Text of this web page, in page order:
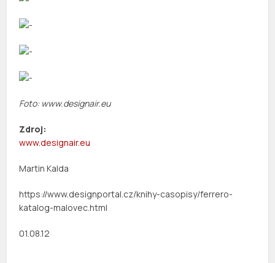
Foto: www.designair.eu
Zdroj:
www.designair.eu
Martin Kalda
https://www.designportal.cz/knihy-casopisy/ferrero-
katalog-malovec.html
01.08.12